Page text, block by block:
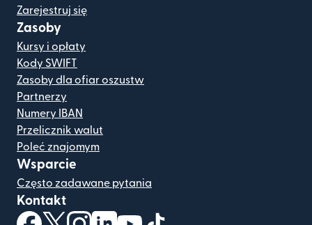
Zarejestruj się
Zasoby
Kursy i opłaty
Kody SWIFT
Zasoby dla ofiar oszustw
Partnerzy
Numery IBAN
Przelicznik walut
Poleć znajomym
Wsparcie
Często zadawane pytania
Kontakt
(otwiera się w nowym oknie)
(otwiera się w nowym oknie)
(otwiera się w nowym oknie)
(otwiera się w nowym oknie)
(otwiera się w nowym oknie)